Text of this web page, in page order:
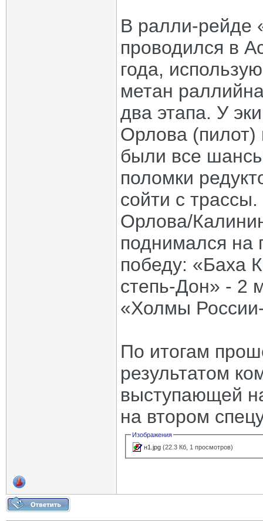
В ралли-рейде
проводился в
года,
метан
два этапа. У
Орлова
были все
поломки
сойти с
Орлова/
поднимался на
победу: «Баха
степь-Дон» - 2
«Холмы
По итогам
результатом
выступающей
на втором
Изображения
н1.jpg (22.3 Кб, 1 просмотров)